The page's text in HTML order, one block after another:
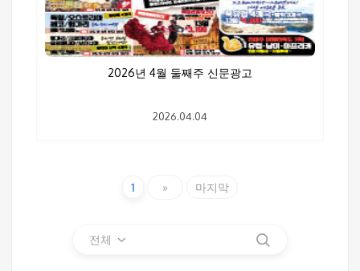
2026년 4월 둘째주 신문광고
2026.04.04
1 » 마지막
전체